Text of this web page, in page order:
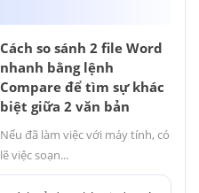
Cách so sánh 2 file Word
nhanh bằng lệnh
Compare để tìm sự khác
biệt giữa 2 văn bản
Nếu đã làm việc với máy tính, có
lẽ việc soạn...